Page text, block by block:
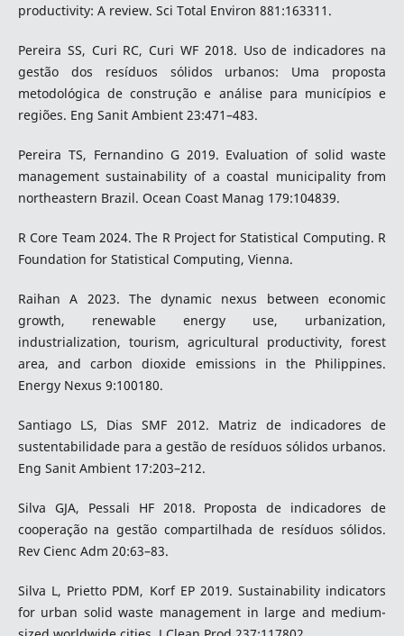
productivity: A review. Sci Total Environ 881:163311.
Pereira SS, Curi RC, Curi WF 2018. Uso de indicadores na
gestão dos resíduos sólidos urbanos: Uma proposta
metodológica de construção e análise para municípios e
regiões. Eng Sanit Ambient 23:471–483.
Pereira TS, Fernandino G 2019. Evaluation of solid waste
management sustainability of a coastal municipality from
northeastern Brazil. Ocean Coast Manag 179:104839.
R Core Team 2024. The R Project for Statistical Computing. R
Foundation for Statistical Computing, Vienna.
Raihan A 2023. The dynamic nexus between economic
growth, renewable energy use, urbanization,
industrialization, tourism, agricultural productivity, forest
area, and carbon dioxide emissions in the Philippines.
Energy Nexus 9:100180.
Santiago LS, Dias SMF 2012. Matriz de indicadores de
sustentabilidade para a gestão de resíduos sólidos urbanos.
Eng Sanit Ambient 17:203–212.
Silva GJA, Pessali HF 2018. Proposta de indicadores de
cooperação na gestão compartilhada de resíduos sólidos.
Rev Cienc Adm 20:63–83.
Silva L, Prietto PDM, Korf EP 2019. Sustainability indicators
for urban solid waste management in large and medium-